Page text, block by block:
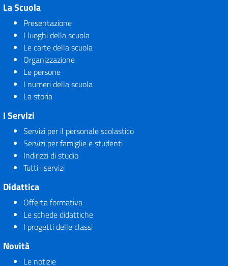
La Scuola
Presentazione
I luoghi della scuola
Le carte della scuola
Organizzazione
Le persone
I numeri della scuola
La storia
I Servizi
Servizi per il personale scolastico
Servizi per famiglie e studenti
Indirizzi di studio
Tutti i servizi
Didattica
Offerta formativa
Le schede didattiche
I progetti delle classi
Novità
Le notizie